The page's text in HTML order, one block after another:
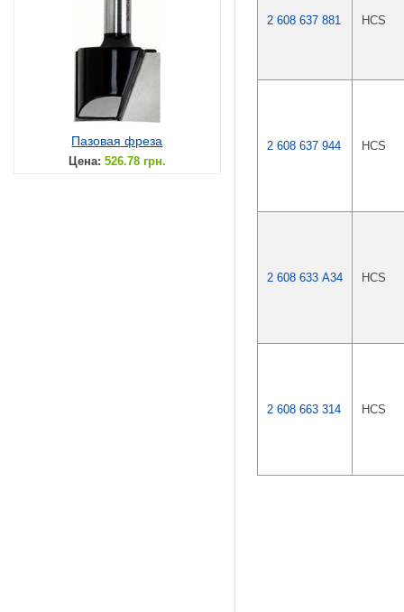
Пазовая фреза
Цена: 526.78 грн.
2 608 637 881 HCS
2 608 637 944 HCS
2 608 633 A34 HCS
2 608 663 314 HCS